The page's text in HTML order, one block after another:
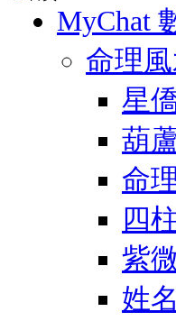
MyChat
命理
星
葫
命
四
紫
姓